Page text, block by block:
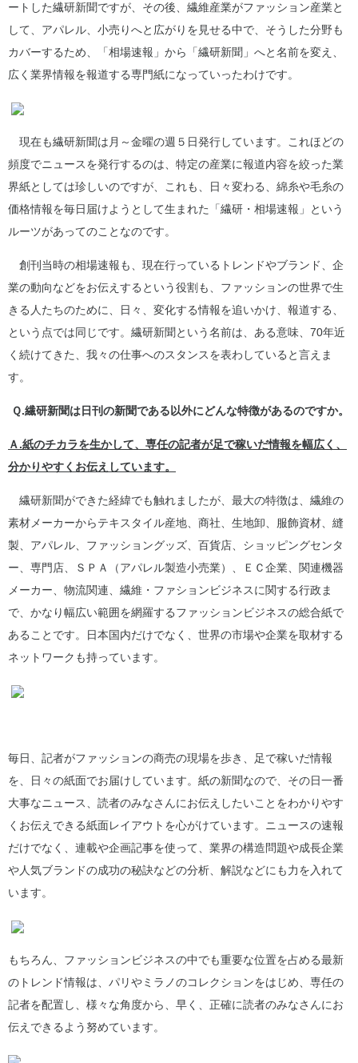
ートした繊研新聞ですが、その後、繊維産業がファッション産業と
して、アパレル、小売りへと広がりを見せる中で、そうした分野も
カバーするため、「相場速報」から「繊研新聞」へと名前を変え、
広く業界情報を報道する専門紙になっていったわけです。
現在も繊研新聞は月～金曜の週５日発行しています。これほどの
頻度でニュースを発行するのは、特定の産業に報道内容を絞った業
界紙としては珍しいのですが、これも、日々変わる、綿糸や毛糸の
価格情報を毎日届けようとして生まれた「繊研・相場速報」という
ルーツがあってのことなのです。
創刊当時の相場速報も、現在行っているトレンドやブランド、企
業の動向などをお伝えするという役割も、ファッションの世界で生
きる人たちのために、日々、変化する情報を追いかけ、報道する、
という点では同じです。繊研新聞という名前は、ある意味、70年近
く続けてきた、我々の仕事へのスタンスを表わしていると言えま
す。
Ｑ.繊研新聞は日刊の新聞である以外にどんな特徴があるのですか。
Ａ.紙のチカラを生かして、専任の記者が足で稼いだ情報を幅広く、
分かりやすくお伝えしています。
繊研新聞ができた経緯でも触れましたが、最大の特徴は、繊維の
素材メーカーからテキスタイル産地、商社、生地卸、服飾資材、縫
製、アパレル、ファッショングッズ、百貨店、ショッピングセンタ
ー、専門店、ＳＰＡ（アパレル製造小売業）、ＥＣ企業、関連機器
メーカー、物流関連、繊維・ファションビジネスに関する行政ま
で、かなり幅広い範囲を網羅するファッションビジネスの総合紙で
あることです。日本国内だけでなく、世界の市場や企業を取材する
ネットワークも持っています。
毎日、記者がファッションの商売の現場を歩き、足で稼いだ情報
を、日々の紙面でお届けしています。紙の新聞なので、その日一番
大事なニュース、読者のみなさんにお伝えしたいことをわかりやす
くお伝えできる紙面レイアウトを心がけています。ニュースの速報
だけでなく、連載や企画記事を使って、業界の構造問題や成長企業
や人気ブランドの成功の秘訣などの分析、解説などにも力を入れて
います。
もちろん、ファッションビジネスの中でも重要な位置を占める最新
のトレンド情報は、パリやミラノのコレクションをはじめ、専任の
記者を配置し、様々な角度から、早く、正確に読者のみなさんにお
伝えできるよう努めています。